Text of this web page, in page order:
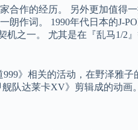
作的经历。 另外更加值得
作词。 1990年代日本的J-
之一。 尤其是在『乱马1/2
》相关的活动，在野泽雅
队达莱卡XV》剪辑成的动画。